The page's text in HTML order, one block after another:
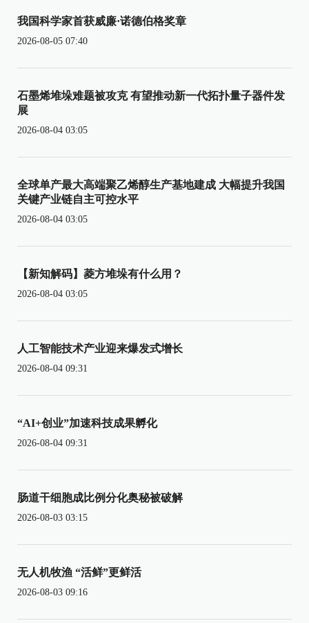
我国科学家首获威廉·诺德伯格奖章
2026-08-05 07:40
石墨烯堆垛难题被攻克 有望推动新一代拓扑量子器件发
展
2026-08-04 03:05
全球单产最大高端聚乙烯醇生产基地建成 大幅提升我国
关键产业链自主可控水平
2026-08-04 03:05
【新知解码】菱方堆垛有什么用？
2026-08-04 03:05
人工智能技术产业迎来爆发式增长
2026-08-04 09:31
“AI+创业”加速科技成果孵化
2026-08-04 09:31
肠道干细胞成比例分化奥秘被破解
2026-08-03 03:15
无人机牧渔 “活鲜”更鲜活
2026-08-03 09:16